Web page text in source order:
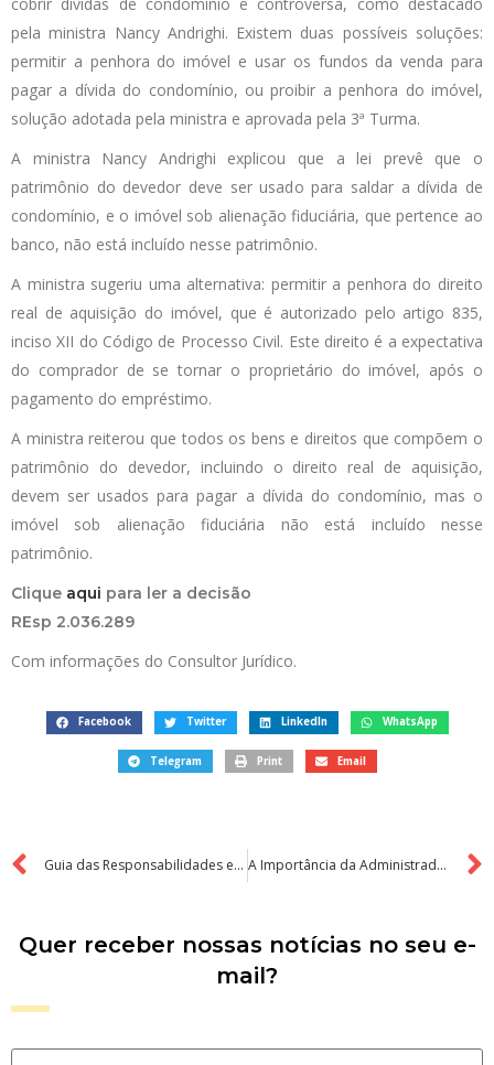
pela ministra Nancy Andrighi. Existem duas possíveis soluções:
permitir a penhora do imóvel e usar os fundos da venda para
pagar a dívida do condomínio, ou proibir a penhora do imóvel,
solução adotada pela ministra e aprovada pela 3ª Turma.
A ministra Nancy Andrighi explicou que a lei prevê que o
patrimônio do devedor deve ser usado para saldar a dívida de
condomínio, e o imóvel sob alienação fiduciária, que pertence ao
banco, não está incluído nesse patrimônio.
A ministra sugeriu uma alternativa: permitir a penhora do direito
real de aquisição do imóvel, que é autorizado pelo artigo 835,
inciso XII do Código de Processo Civil. Este direito é a expectativa
do comprador de se tornar o proprietário do imóvel, após o
pagamento do empréstimo.
A ministra reiterou que todos os bens e direitos que compõem o
patrimônio do devedor, incluindo o direito real de aquisição,
devem ser usados para pagar a dívida do condomínio, mas o
imóvel sob alienação fiduciária não está incluído nesse
patrimônio.
Clique aqui para ler a decisão
REsp 2.036.289
Com informações do Consultor Jurídico.
Facebook Twitter LinkedIn WhatsApp
Telegram Print Email
Guia das Responsabilidades e Atribuições do Síndico na Gestão de Condomínios A Importância da Administradora de Condomínios: Facilitando a Gestão Condominial
Quer receber nossas notícias no seu e-
mail?